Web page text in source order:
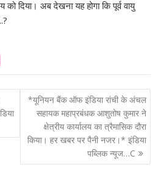
दिया। अब देखना यह होगा कि पूर्व वायु
*यूनियन बैंक ऑफ इंडिया रांची के अंचल
सहायक महाप्रबंधक आशुतोष कुमार ने
क्षेत्रीय कार्यालय का त्रैमासिक दौरा
किया। हर खबर पर पैनी नजर।* इंडिया
पब्लिक न्यूज…C